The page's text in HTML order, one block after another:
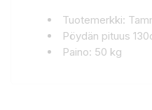
Tuotemerkki:
Pöydän pituus
Paino: 50 kg